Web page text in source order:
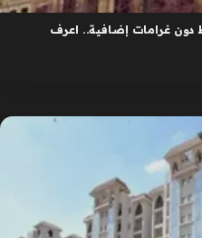
دون غرامات إضافية.. اعرف